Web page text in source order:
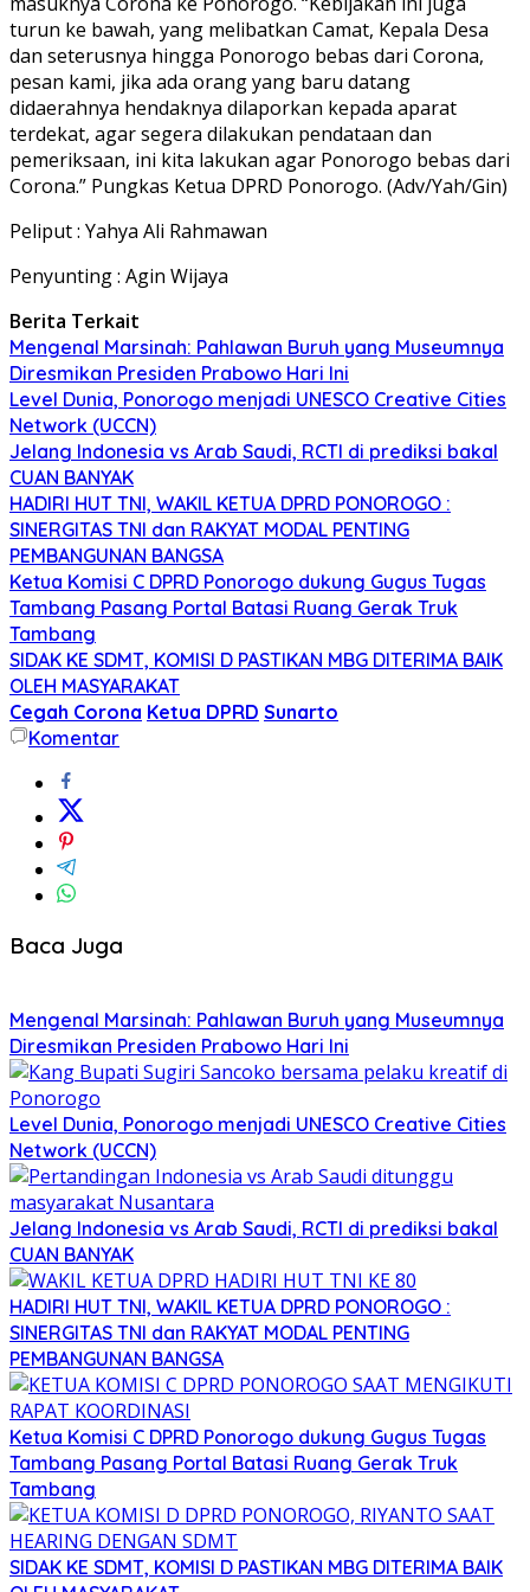
turun ke bawah, yang melibatkan Camat, Kepala Desa
dan seterusnya hingga Ponorogo bebas dari Corona,
pesan kami, jika ada orang yang baru datang
didaerahnya hendaknya dilaporkan kepada aparat
terdekat, agar segera dilakukan pendataan dan
pemeriksaan, ini kita lakukan agar Ponorogo bebas dari
Corona.” Pungkas Ketua DPRD Ponorogo. (Adv/Yah/Gin)
Peliput : Yahya Ali Rahmawan
Penyunting : Agin Wijaya
Berita Terkait
Mengenal Marsinah: Pahlawan Buruh yang Museumnya
Diresmikan Presiden Prabowo Hari Ini
Level Dunia, Ponorogo menjadi UNESCO Creative Cities
Network (UCCN)
Jelang Indonesia vs Arab Saudi, RCTI di prediksi bakal
CUAN BANYAK
HADIRI HUT TNI, WAKIL KETUA DPRD PONOROGO :
SINERGITAS TNI dan RAKYAT MODAL PENTING
PEMBANGUNAN BANGSA
Ketua Komisi C DPRD Ponorogo dukung Gugus Tugas
Tambang Pasang Portal Batasi Ruang Gerak Truk
Tambang
SIDAK KE SDMT, KOMISI D PASTIKAN MBG DITERIMA BAIK
OLEH MASYARAKAT
Cegah Corona Ketua DPRD Sunarto
Komentar
Baca Juga
Mengenal Marsinah: Pahlawan Buruh yang Museumnya
Diresmikan Presiden Prabowo Hari Ini
Level Dunia, Ponorogo menjadi UNESCO Creative Cities
Network (UCCN)
Jelang Indonesia vs Arab Saudi, RCTI di prediksi bakal
CUAN BANYAK
HADIRI HUT TNI, WAKIL KETUA DPRD PONOROGO :
SINERGITAS TNI dan RAKYAT MODAL PENTING
PEMBANGUNAN BANGSA
Ketua Komisi C DPRD Ponorogo dukung Gugus Tugas
Tambang Pasang Portal Batasi Ruang Gerak Truk
Tambang
SIDAK KE SDMT, KOMISI D PASTIKAN MBG DITERIMA BAIK